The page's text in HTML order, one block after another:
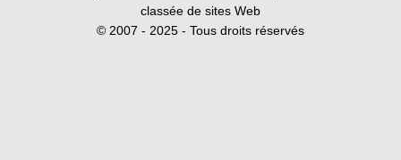
classée de sites Web
© 2007 - 2025 - Tous droits réservés